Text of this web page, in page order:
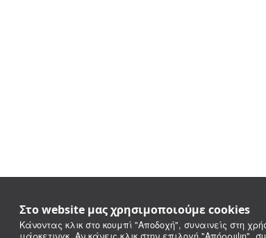
Στο website μας χρησιμοποιούμε cookies
Κάνοντας κλικ στο κουμπί "Αποδοχή", συναινείς στη